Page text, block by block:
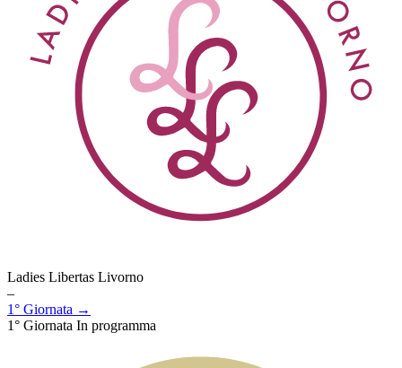
Ladies Libertas Livorno
–
1° Giornata →
1° Giornata In programma